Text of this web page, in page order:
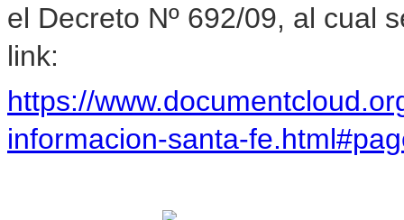
el Decreto Nº 692/09, al cual
link:
https://
informacion-santa-